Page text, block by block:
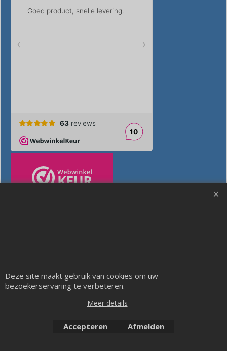
Deze site maakt gebruik van cookies om uw
bezoekerservaring te verbeteren.
Meer details
Accepteren Afmelden